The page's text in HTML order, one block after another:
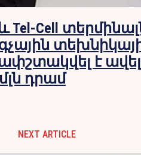
և Tel-Cell
է
մլն դրամ
NEXT ARTICLE